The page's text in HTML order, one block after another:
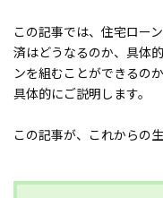
この記事では、住宅ロー
済はどうなるのか、具体
ンを組むことができるの
具体的にご説明します。
この記事が、これからの